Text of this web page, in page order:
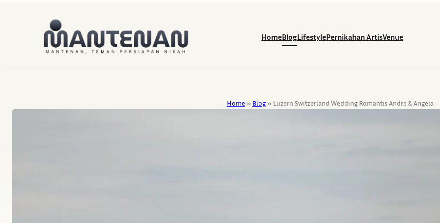
HomeBlogLifestylePernikahan ArtisVenue
Home» Blog» Luzern Switzerland Wedding Romantis Andre & Angela